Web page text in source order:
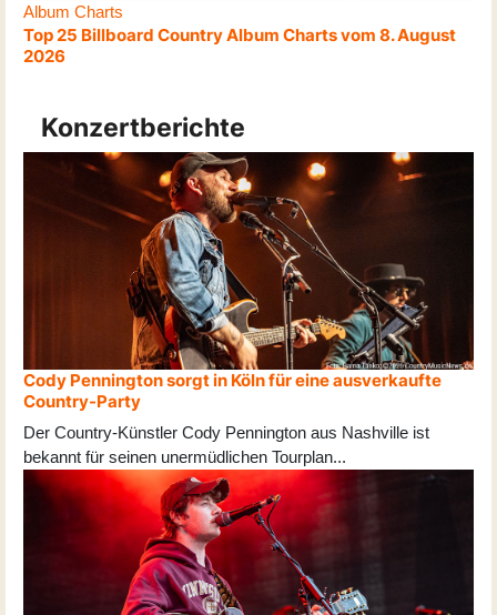
Album Charts
Top 25 Billboard Country Album Charts vom 8. August
2026
Konzertberichte
Cody Pennington sorgt in Köln für eine ausverkaufte
Country-Party
Der Country-Künstler Cody Pennington aus Nashville ist
bekannt für seinen unermüdlichen Tourplan...